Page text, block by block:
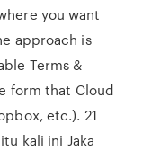
you want
approach is
Terms &
form that Cloud
etc.). 21
kali ini Jaka